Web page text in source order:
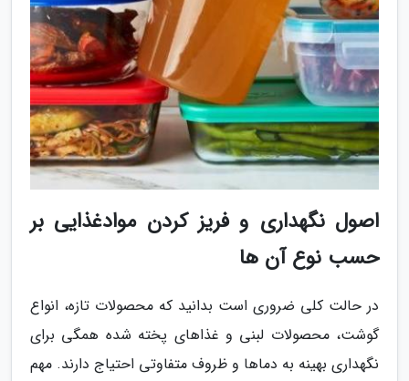
اصول نگهداری و فریز کردن موادغذایی بر
حسب نوع آن ها
در حالت کلی ضروری است بدانید که محصولات تازه، انواع
گوشت، محصولات لبنی و غذاهای پخته شده همگی برای
نگهداری بهینه به دماها و ظروف متفاوتی احتیاج دارند. مهم